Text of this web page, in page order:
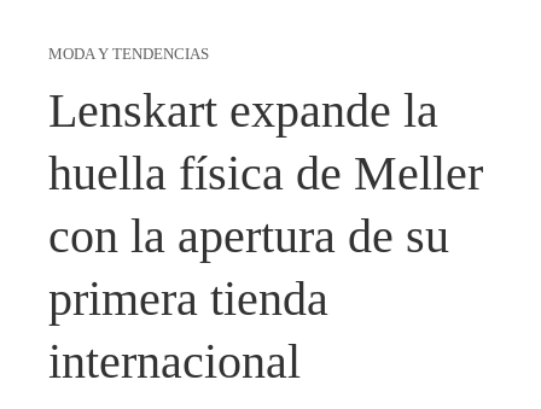
MODA Y TENDENCIAS
Lenskart expande la
huella física de Meller
con la apertura de su
primera tienda
internacional